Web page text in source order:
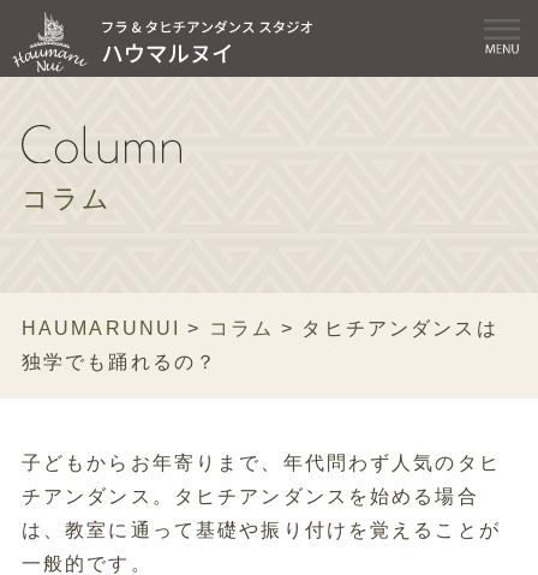
コラム
HAUMARUNUI > コラム > タヒチアンダンスは
独学でも踊れるの？
子どもからお年寄りまで、年代問わず人気のタヒ
チアンダンス。タヒチアンダンスを始める場合
は、教室に通って基礎や振り付けを覚えることが
一般的です。